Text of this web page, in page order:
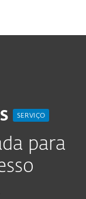
SERVIÇO
para